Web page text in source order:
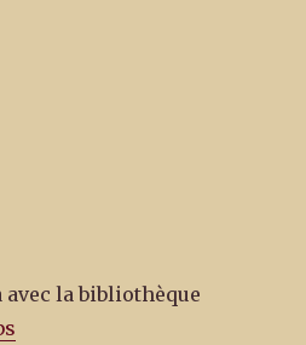
avec la bibliothèque